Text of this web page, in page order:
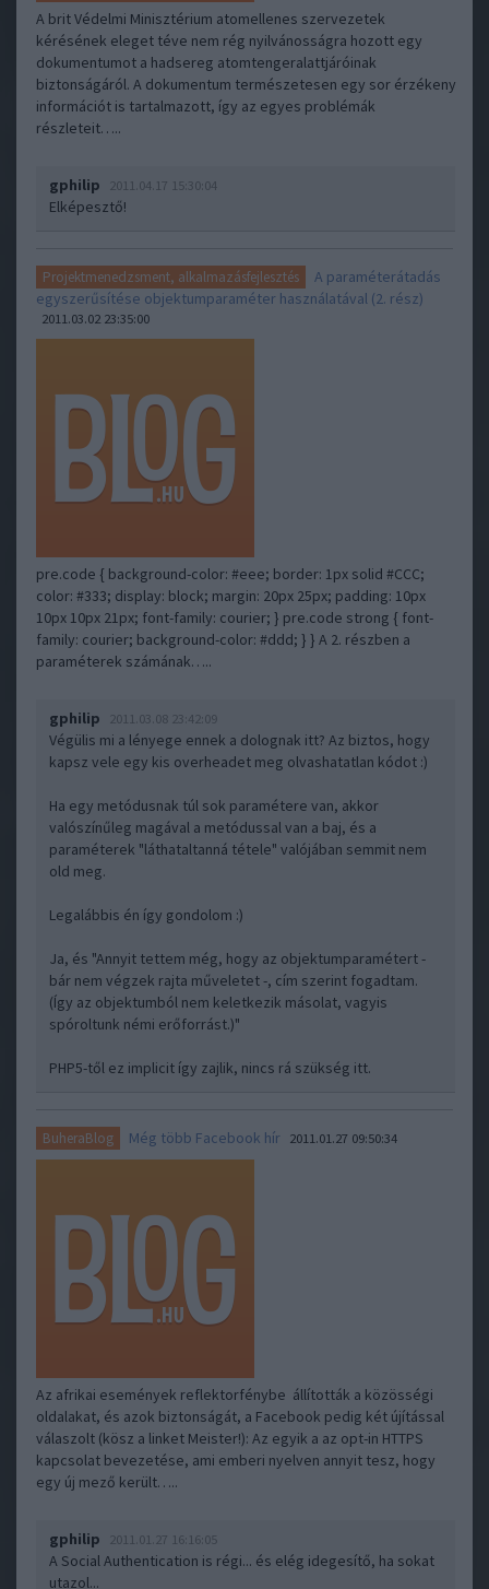
A brit Védelmi Minisztérium atomellenes szervezetek
kérésének eleget téve nem rég nyilvánosságra hozott egy
dokumentumot a hadsereg atomtengeralattjáróinak
biztonságáról. A dokumentum természetesen egy sor érzékeny
információt is tartalmazott, így az egyes problémák
részleteit…..
gphilip 2011.04.17 15:30:04
Elképesztő!
Projektmenedzsment, alkalmazásfejlesztés
A paraméterátadás
egyszerűsítése objektumparaméter használatával (2. rész)
2011.03.02 23:35:00
pre.code { background-color: #eee; border: 1px solid #CCC;
color: #333; display: block; margin: 20px 25px; padding: 10px
10px 10px 21px; font-family: courier; } pre.code strong { font-
family: courier; background-color: #ddd; } } A 2. részben a
paraméterek számának…..
gphilip 2011.03.08 23:42:09
Végülis mi a lényege ennek a dolognak itt? Az biztos, hogy
kapsz vele egy kis overheadet meg olvashatatlan kódot :)
Ha egy metódusnak túl sok paramétere van, akkor
valószínűleg magával a metódussal van a baj, és a
paraméterek "láthataltanná tétele" valójában semmit nem
old meg.
Legalábbis én így gondolom :)
Ja, és "Annyit tettem még, hogy az objektumparamétert -
bár nem végzek rajta műveletet -, cím szerint fogadtam.
(Így az objektumból nem keletkezik másolat, vagyis
spóroltunk némi erőforrást.)"
PHP5-től ez implicit így zajlik, nincs rá szükség itt.
BuheraBlog Még több Facebook hír 2011.01.27 09:50:34
Az afrikai események reflektorfénybe állították a közösségi
oldalakat, és azok biztonságát, a Facebook pedig két újítással
válaszolt (kösz a linket Meister!): Az egyik a az opt-in HTTPS
kapcsolat bevezetése, ami emberi nyelven annyit tesz, hogy
egy új mező került…..
gphilip 2011.01.27 16:16:05
A Social Authentication is régi... és elég idegesítő, ha sokat
utazol...